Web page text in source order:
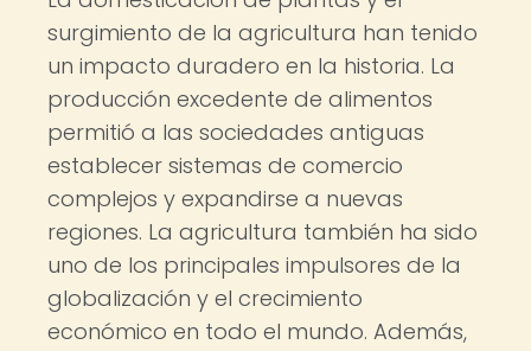
surgimiento de la agricultura han tenido
un impacto duradero en la historia. La
producción excedente de alimentos
permitió a las sociedades antiguas
establecer sistemas de comercio
complejos y expandirse a nuevas
regiones. La agricultura también ha sido
uno de los principales impulsores de la
globalización y el crecimiento
económico en todo el mundo. Además,